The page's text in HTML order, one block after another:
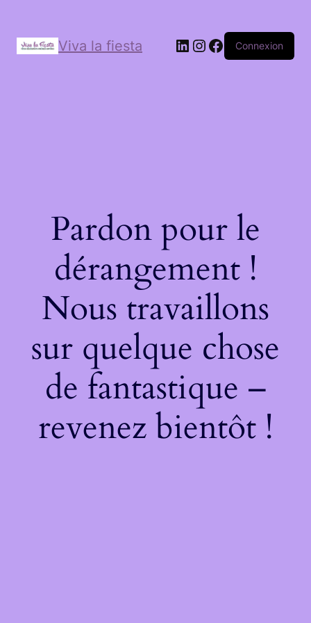
Viva la fiesta Connexion
Pardon pour le
dérangement !
Nous travaillons
sur quelque chose
de fantastique –
revenez bientôt !